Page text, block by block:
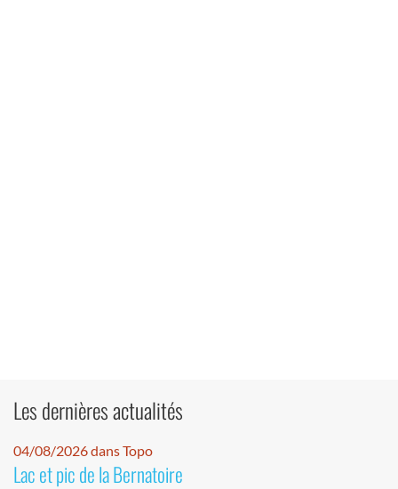
Les dernières actualités
04/08/2026 dans Topo
Lac et pic de la Bernatoire